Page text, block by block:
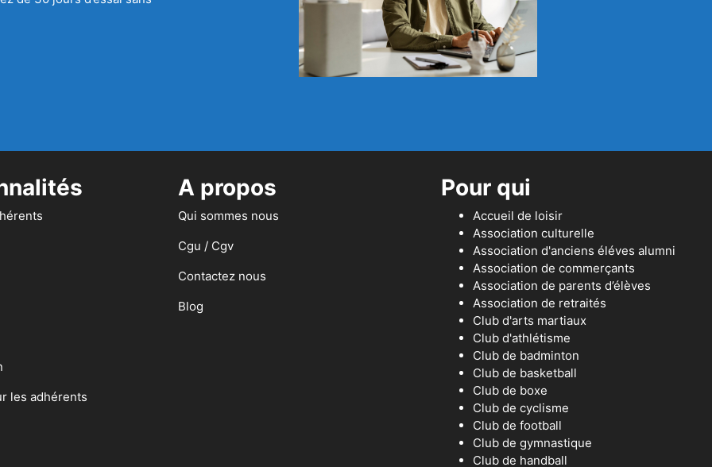
les adhérents
A propos
Qui sommes nous
Cgu / Cgv
Contactez nous
Blog
Pour qui
Accueil de loisir
Association culturelle
Association d'anciens éléves alumni
Association de commerçants
Association de parents d’élèves
Association de retraités
Club d'arts martiaux
Club d'athlétisme
Club de badminton
Club de basketball
Club de boxe
Club de cyclisme
Club de football
Club de gymnastique
Club de handball